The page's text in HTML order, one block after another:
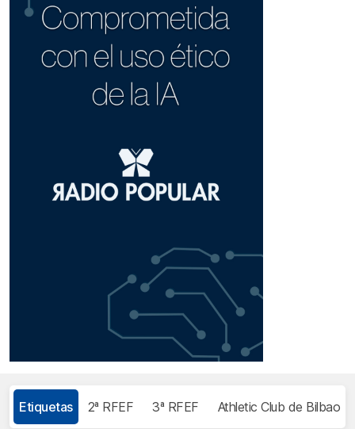
Etiquetas 2ª RFEF 3ª RFEF Athletic Club de Bilbao